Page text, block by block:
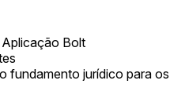
Bolt
fundamento jurídico para